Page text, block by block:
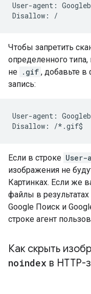
User-agent:
Disallow: /
Чтобы запретить
определенного
не .gif , добавьте
запись:
User-agent:
Disallow: /*.gif$
Если в строке User-
изображения не
Картинках. Если же
файлы в
Google Поиск и
строке агент
Как скрыть
noindex в HTTP-